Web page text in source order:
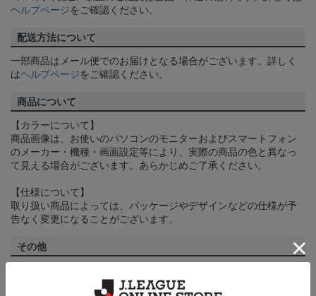
ヘルプページをご確認ください。
配送方法について
一部商品はメール便でのお届けとなる場合がございます。詳しく
はヘルプページをご確認ください。
商品について
【カラーについて】
商品画像は、お使いのパソコンのモニターおよびスマートフォン
のメーカー・機種・画面設定等により、実際の商品の色と異なっ
て見える場合がございます。あらかじめご了承ください。
【仕様について】
取り扱い商品によっては、パッケージやデザインなどの仕様が予
告なく変更になることがございます。
その他